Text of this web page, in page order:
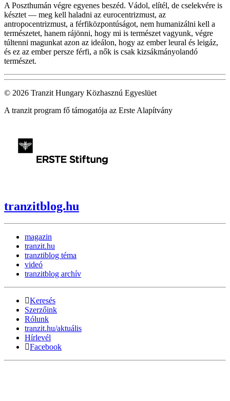
A Poszthumán végre egyenes beszéd. Vádol, elítél, de cselekvére is
késztet — meg kell haladni az eurocentrizmust, az
antropocentrizmust, a férfiközpontúságot, nem humanizálni kell a
természetet, hanem rájönni, hogy mi is természet vagyunk, végre
túltenni magunkat azon az ideálon, hogy az ember leural és leigáz,
és ez az ember persze férfi, a nők is csak kizsákmányolandó
természet.
© 2026 Tranzit Hungary Közhasznú Egyeslüet
A tranzit program fő támogatója az Erste Alapítvány
tranzitblog.hu
magazin
tranzit.hu
tranztiblog téma
videó
tranzitblog archív
Keresés
Szerzőink
Rólunk
tranzit.hu/aktuális
Hírlevél
Facebook